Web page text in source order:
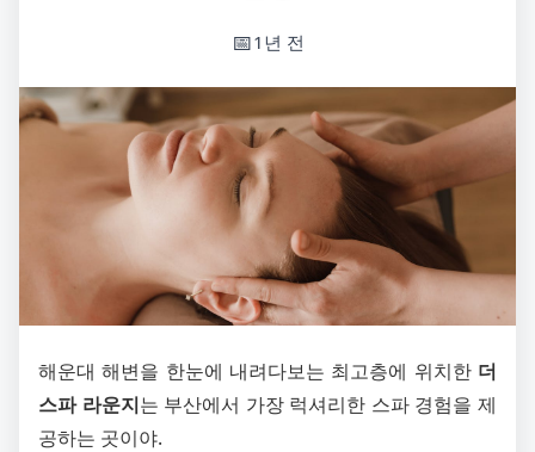
1년 전
해운대 해변을 한눈에 내려다보는 최고층에 위치한 더
스파 라운지는 부산에서 가장 럭셔리한 스파 경험을 제
공하는 곳이야.